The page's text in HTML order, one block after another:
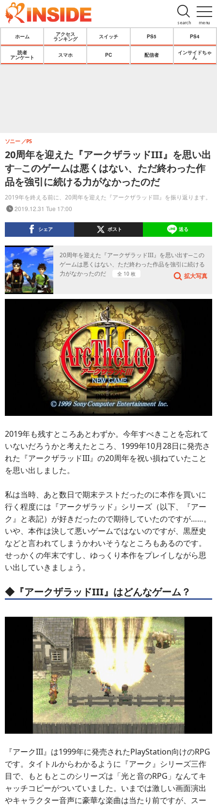
menu
search
ホーム
アクセス
ランキング
スイッチ PS5 PS4
読者
アンケート
スマホ PC 配信者
インサイドちゃ
ん
20周年を迎えた『アークザラッドIII』を思い出
す─このゲームは悪くはない、ただ終わった作
品を強引に続ける力がなかったのだ
2019年を終える前に、20周年を迎えた『アークザラッドIII』を振り返ります。
ソニー PS
2019.12.31 Tue 17:00
シェア ポスト 送る
20周年を迎えた『アークザラッドIII』を思い出す─この
ゲームは悪くはない、ただ終わった作品を強引に続ける
力がなかったのだ
全 10 枚 拡大写真
2019年も残すところあとわずか。今年すべきことを忘れて
いないだろうかと考えたところ、1999年10月28日に発売さ
れた『アークザラッドIII』の20周年を祝い損ねていたこと
を思い出しました。
私は当時、あと数日で期末テストだったのに本作を買いに
行く程度には『アークザラッド』シリーズ（以下、『アー
ク』と表記）が好きだったので期待していたのですが……。
いや、本作は決して悪いゲームではないのですが、黒歴史
などと言われてしまうかわいそうなところもあるのです。
せっかくの年末ですし、ゆっくり本作をプレイしながら思
い出していきましょう。
◆『アークザラッドIII』はどんなゲーム？
『アークIII』は1999年に発売されたPlayStation向けのRPG
です。タイトルからわかるように『アーク』シリーズ三作
目で、もともとこのシリーズは「光と音のRPG」なんてキ
ャッチコピーがついていました。いまでは激しい画面演出
やキャラクター音声に豪華な楽曲は当たり前ですが、スー